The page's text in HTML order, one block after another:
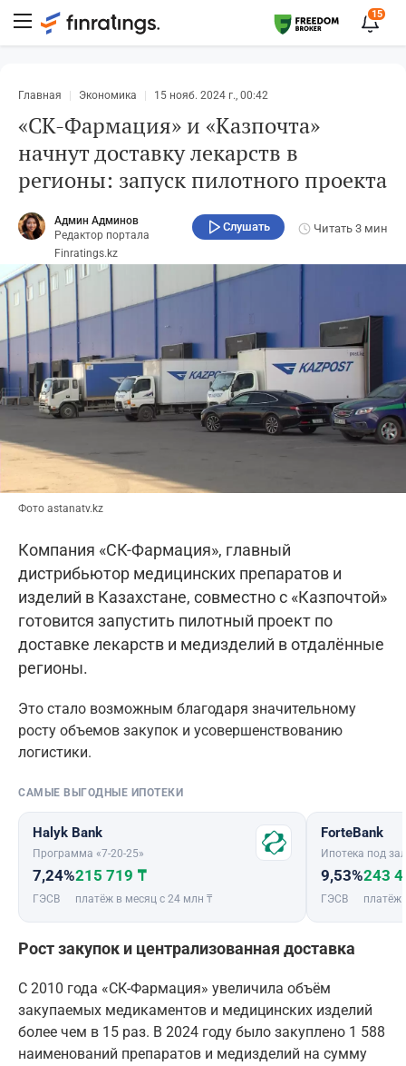
15
Главная Экономика 15 нояб. 2024 г., 00:42
«СК-Фармация» и «Казпочта»
начнут доставку лекарств в
регионы: запуск пилотного проекта
Админ Админов
Редактор портала
Finratings.kz
Слушать Читать 3 мин
Фото astanatv.kz
Компания «СК-Фармация», главный
дистрибьютор медицинских препаратов и
изделий в Казахстане, совместно с «Казпочтой»
готовится запустить пилотный проект по
доставке лекарств и медизделий в отдалённые
регионы.
Это стало возможным благодаря значительному
росту объемов закупок и усовершенствованию
логистики.
САМЫЕ ВЫГОДНЫЕ ИПОТЕКИ
Halyk Bank
Программа «7-20-25»
7,24%
ГЭСВ
215 719 ₸
платёж в месяц с 24 млн ₸
ForteBank
Ипотека под
9,53%
ГЭСВ
243
платёж
Рост закупок и централизованная доставка
С 2010 года «СК-Фармация» увеличила объём
закупаемых медикаментов и медицинских изделий
более чем в 15 раз. В 2024 году было закуплено 1 588
наименований препаратов и медизделий на сумму